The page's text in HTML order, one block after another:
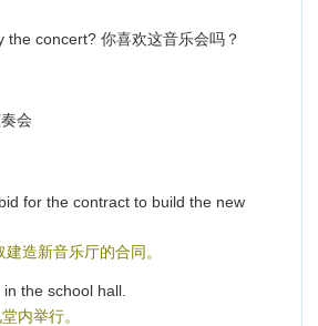
the concert? 你喜欢这音乐会吗？
会
for the contract to build the new
造新音乐厅的合同。
in the school hall.
内举行。